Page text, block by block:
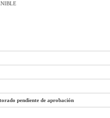
pendiente de aprobación